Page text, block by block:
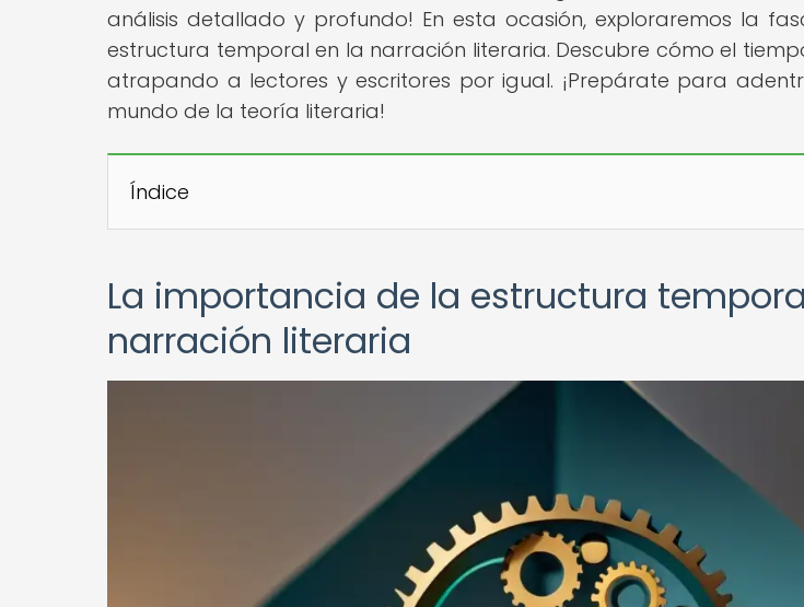
análisis detallado y profundo! En esta ocasión, exploraremos la
estructura temporal en la narración literaria. Descubre cómo el
atrapando a lectores y escritores por igual. ¡Prepárate para
mundo de la teoría literaria!
Índice
La importancia de la estructura
narración literaria